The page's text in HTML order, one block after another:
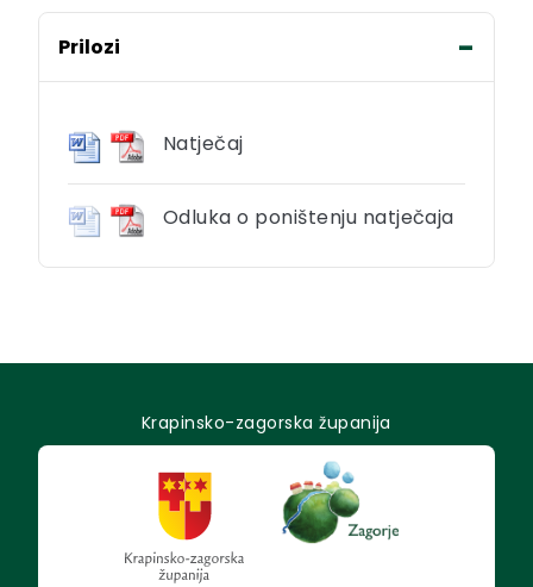
Prilozi
Natječaj
Odluka o poništenju natječaja
Krapinsko-zagorska županija